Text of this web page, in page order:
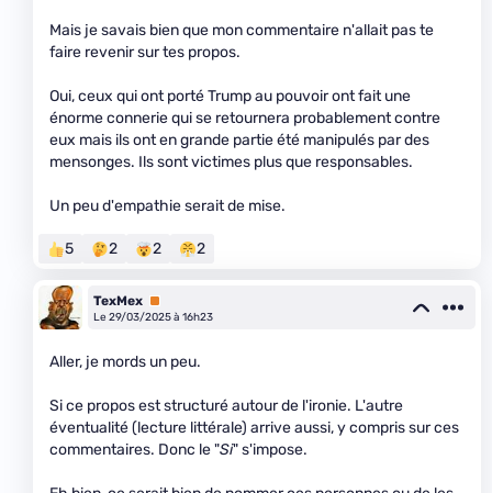
Mais je savais bien que mon commentaire n'allait pas te
faire revenir sur tes propos.
Oui, ceux qui ont porté Trump au pouvoir ont fait une
énorme connerie qui se retournera probablement contre
eux mais ils ont en grande partie été manipulés par des
mensonges. Ils sont victimes plus que responsables.
Un peu d'empathie serait de mise.
5 2 2 2
TexMex Premium
Le 29/03/2025 à 16h23
Aller, je mords un peu.
Si ce propos est structuré autour de l'ironie. L'autre
éventualité (lecture littérale) arrive aussi, y compris sur ces
commentaires. Donc le "Si" s'impose.